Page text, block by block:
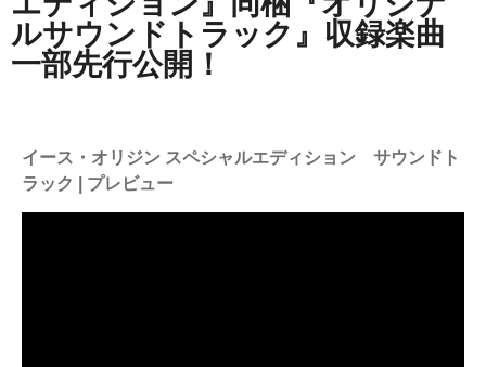
ルサウンドトラック』収録楽曲
一部先行公開！
イース・オリジン スペシャルエディション サウンドト
ラック | プレビュー